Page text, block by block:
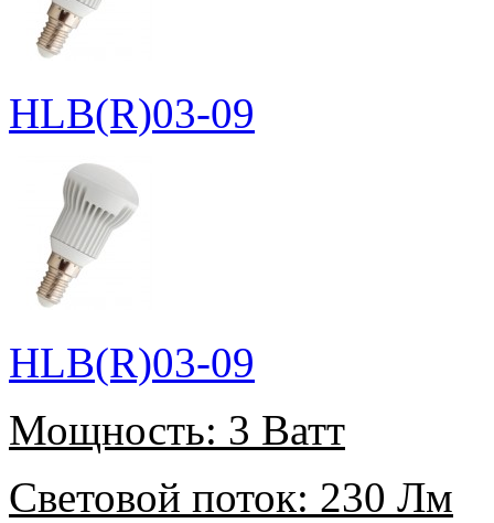
HLB(R)03-09
HLB(R)03-09
Мощность: 3 Ватт
Световой поток: 230 Лм